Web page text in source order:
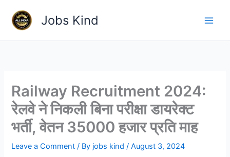
content
Jobs Kind
Railway Recruitment 2024:
रेलवे ने निकली बिना परीक्षा डायरेक्ट
भर्ती, वेतन 35000 हजार प्रति माह
Leave a Comment / By jobs kind/August 3, 2024